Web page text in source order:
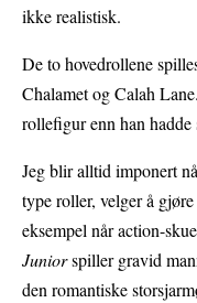
ikke realistisk.
De to hovedrollene
Chalamet og Calah
rollefigur enn han
Jeg blir alltid imponert
type roller, velger å
eksempel når action-
Juniorspiller gravid
den romantiske